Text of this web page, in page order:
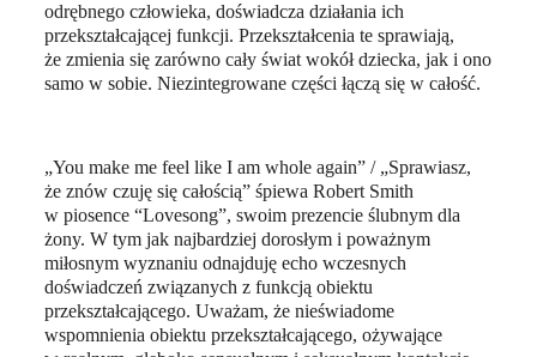
odrębnego człowieka, doświadcza działania ich
przekształcającej funkcji. Przekształcenia te sprawiają,
że zmienia się zarówno cały świat wokół dziecka, jak i ono
samo w sobie. Niezintegrowane części łączą się w całość.
„You make me feel like I am whole again” / „Sprawiasz,
że znów czuję się całością” śpiewa Robert Smith
w piosence “Lovesong”, swoim prezencie ślubnym dla
żony. W tym jak najbardziej dorosłym i poważnym
miłosnym wyznaniu odnajduję echo wczesnych
doświadczeń związanych z funkcją obiektu
przekształcającego. Uważam, że nieświadome
wspomnienia obiektu przekształcającego, ożywające